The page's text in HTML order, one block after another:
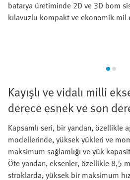
batarya üretiminde 2D ve 3D bom
kılavuzlu kompakt ve ekonomik mil
Kayışlı ve vidalı milli
derece esnek ve son
Kapsamlı seri, bir yandan, özellikle
modellerinde, yüksek yükleri ve
maksimum sağlamlığı ve yük
Öte yandan, eksenler, özellikle 8,5
stroklarda, yüksek bir maksimum